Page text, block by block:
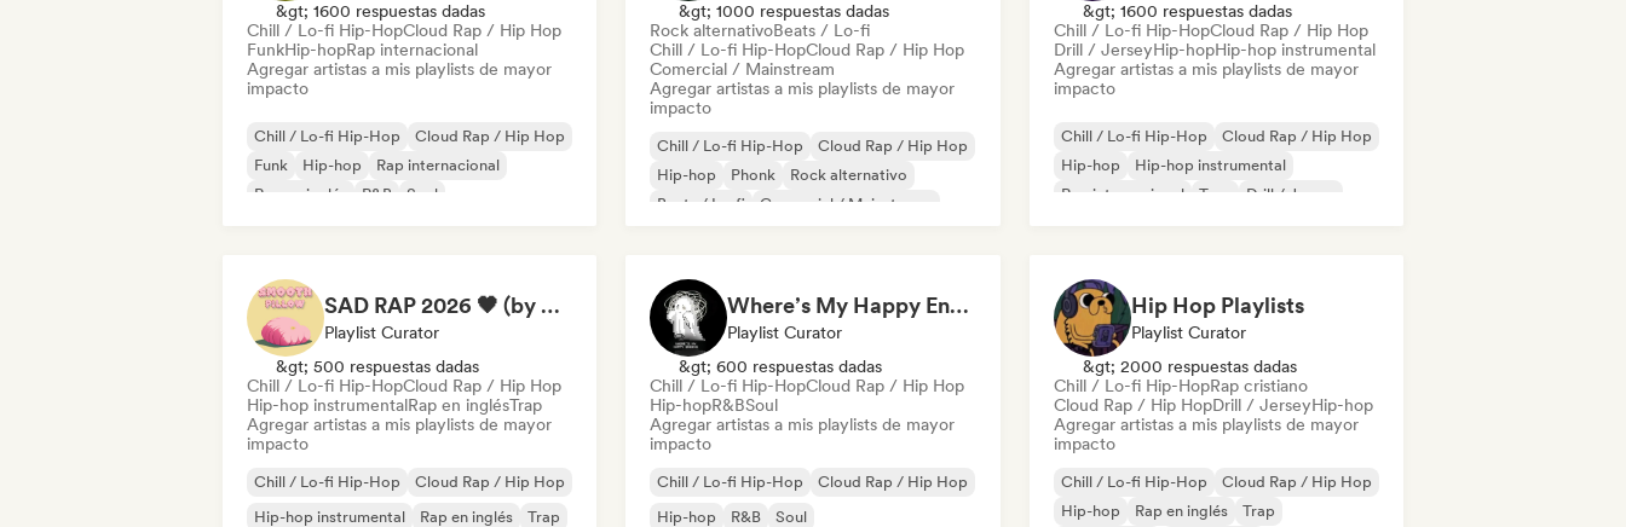
&gt; 1600 respuestas dadas
Chill / Lo-fi Hip-HopCloud Rap / Hip Hop
FunkHip-hopRap internacional
Agregar artistas a mis playlists de mayor
impacto
Chill / Lo-fi Hip-Hop
Cloud Rap / Hip Hop
Funk
Hip-hop
Rap internacional
Rap en inglés
R&B Soul
&gt; 1000 respuestas dadas
Rock alternativoBeats / Lo-fi
Chill / Lo-fi Hip-HopCloud Rap / Hip Hop
Comercial / Mainstream
Agregar artistas a mis playlists de mayor
impacto
Chill / Lo-fi Hip-Hop
Cloud Rap / Hip Hop
Hip-hop
Phonk
Rock alternativo
Beats / Lo-fi
Comercial / Mainstream
&gt; 1600 respuestas dadas
Chill / Lo-fi Hip-HopCloud Rap / Hip Hop
Drill / JerseyHip-hopHip-hop instrumental
Agregar artistas a mis playlists de mayor
impacto
Chill / Lo-fi Hip-Hop
Cloud Rap / Hip Hop
Hip-hop
Hip-hop instrumental
Rap internacional
Trap
Drill / Jersey
SAD RAP 2026 🖤 (by Smooth Pillow)
Playlist Curator
&gt; 500 respuestas dadas
Chill / Lo-fi Hip-HopCloud Rap / Hip Hop
Hip-hop instrumentalRap en inglésTrap
Agregar artistas a mis playlists de mayor
impacto
Chill / Lo-fi Hip-Hop
Cloud Rap / Hip Hop
Hip-hop instrumental
Rap en inglés Trap
Where’s My Happy Ending
Playlist Curator
&gt; 600 respuestas dadas
Chill / Lo-fi Hip-HopCloud Rap / Hip Hop
Hip-hopR&BSoul
Agregar artistas a mis playlists de mayor
impacto
Chill / Lo-fi Hip-Hop
Cloud Rap / Hip Hop
Hip-hop
R&B Soul
Hip Hop Playlists
Playlist Curator
&gt; 2000 respuestas dadas
Chill / Lo-fi Hip-HopRap cristiano
Cloud Rap / Hip HopDrill / JerseyHip-hop
Agregar artistas a mis playlists de mayor
impacto
Chill / Lo-fi Hip-Hop
Cloud Rap / Hip Hop
Hip-hop
Rap en inglés Trap